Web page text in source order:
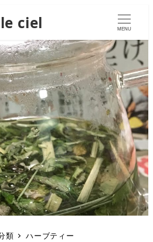
le ciel MENU
類 ハーブティー